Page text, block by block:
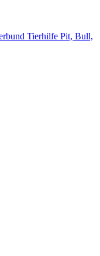
Tierhilfe Pit, Bull,